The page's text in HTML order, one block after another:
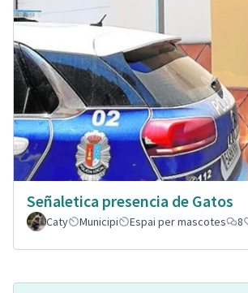
Señaletica presencia de Gatos
Caty
Municipi Espai per mascotes 8